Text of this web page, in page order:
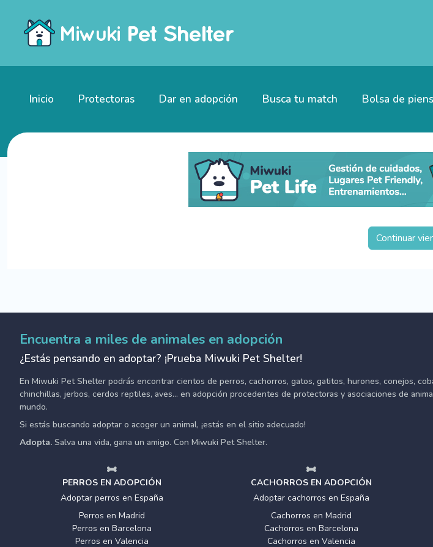
Inicio Protectoras Dar en adopción Busca tu match Bolsa de
Continuar
Encuentra a miles de animales en adopción
¿Estás pensando en adoptar? ¡Prueba Miwuki Pet Shelter!
En Miwuki Pet Shelter podrás encontrar cientos de perros, cachorros, gatos, gatitos, hurones, conejos,
chinchillas, jerbos, cerdos reptiles, aves... en adopción procedentes de protectoras y asociaciones de
mundo.
Si estás buscando adoptar o acoger un animal, ¡estás en el sitio adecuado!
Adopta. Salva una vida, gana un amigo. Con Miwuki Pet Shelter.
PERROS EN ADOPCIÓN
Adoptar perros en España
Perros en Madrid
Perros en Barcelona
Perros en Valencia
CACHORROS EN ADOPCIÓN
Adoptar cachorros en España
Cachorros en Madrid
Cachorros en Barcelona
Cachorros en Valencia